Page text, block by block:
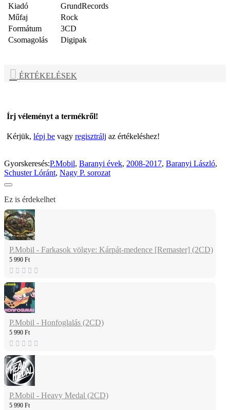
Kiadó
GrundRecords
Műfaj
Rock
Formátum
3CD
Csomagolás
Digipak
ÉRTÉKELÉSEK
Írj véleményt a termékről!
Kérjük, lépj be vagy regisztrálj az értékeléshez!
Gyorskeresés:P.Mobil, Baranyi évek, 2008-2017, Baranyi László,
Schuster Lóránt, Nagy P. sorozat
Ez is érdekelhet
P.Mobil - Farkasok völgye: Kárpát-medence [Remaster] (2CD)
5 990 Ft
P.Mobil - Honfoglalás (2CD)
5 990 Ft
P.Mobil - Heavy Medal (2CD)
5 990 Ft